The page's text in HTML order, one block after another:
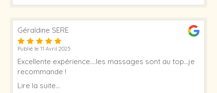
Géraldine SERE
Publié le 11 Avril 2025
Excellente expérience....les massages sont au top...je
recommande !
Lire la suite...